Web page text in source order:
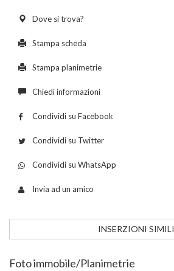
Dove si trova?
Stampa scheda
Stampa planimetrie
Chiedi informazioni
Condividi su Facebook
Condividi su Twitter
Condividi su WhatsApp
Invia ad un amico
INSERZIONI SIMILI
Foto immobile/Planimetrie